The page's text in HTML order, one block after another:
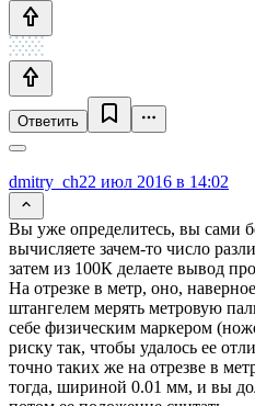
Ответить
dmitry_ch22 июл 2016 в 14:02
Вы уже определитесь, вы сами
вычисляете зачем-то число
затем из 100К делаете вывод
На отрезке в метр, оно,
штангелем мерять метровую
себе физическим маркером
риску так, чтобы удалось ее
точно таких же на отрезве в
тогда, шириной 0.01 мм, и вы